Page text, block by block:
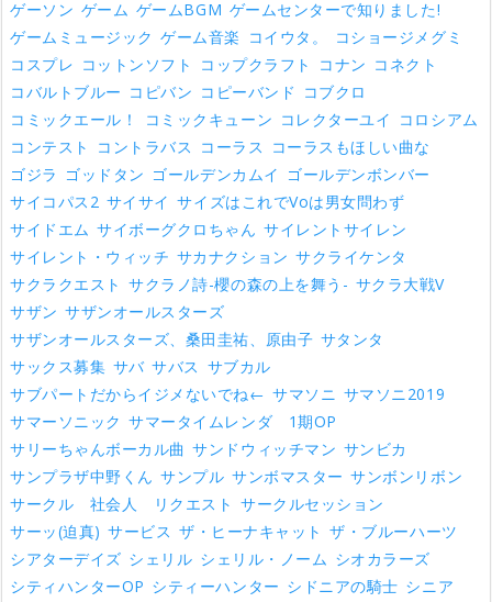
ゲーソン ゲーム ゲームBGM ゲームセンターで知りました!
ゲームミュージック ゲーム音楽 コイウタ。
コショージメグミ
コスプレ コットンソフト コップクラフト コナン コネクト
コバルトブルー コピバン コピーバンド コブクロ
コミックエール！
コミックキューン コレクターユイ コロシアム
コンテスト
コントラバス コーラス コーラスもほしい曲な
ゴジラ ゴッドタン ゴールデンカムイ ゴールデンボンバー
サイコパス2 サイサイ サイズはこれでVoは男女問わず
サイドエム サイボーグクロちゃん サイレントサイレン
サイレント・ウィッチ サカナクション サクライケンタ
サクラクエスト サクラノ詩-櫻の森の上を舞う- サクラ大戦V
サザン サザンオールスターズ
サザンオールスターズ、桑田圭祐、原由子 サタンタ
サックス募集 サバ サバス サブカル
サブパートだからイジメないでね← サマソニ サマソニ2019
サマーソニック サマータイムレンダ 1期OP
サリーちゃんボーカル曲 サンドウィッチマン サンビカ
サンプラザ中野くん サンプル サンボマスター サンボンリボン
サークル 社会人 リクエスト サークルセッション
サーッ(迫真) サービス ザ・ヒーナキャット ザ・ブルーハーツ
シアターデイズ シェリル シェリル・ノーム シオカラーズ
シティハンターOP シティーハンター シドニアの騎士 シニア